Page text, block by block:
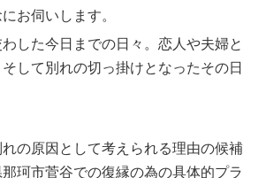
お伺いします。
した今日までの日々。恋人や夫婦と
して別れの切っ掛けとなったその日
の原因として考えられる理由の候補
珂市菅谷での復縁の為の具体的プラ